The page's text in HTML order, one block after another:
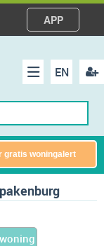
APP
EN
Menu
gratis woningalert